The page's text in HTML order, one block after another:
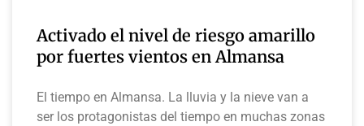
Activado el nivel de riesgo amarillo
por fuertes vientos en Almansa
El tiempo en Almansa. La lluvia y la nieve van a
ser los protagonistas del tiempo en muchas zonas